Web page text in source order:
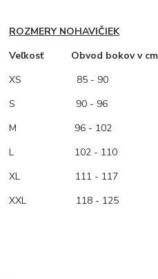
ROZMERY NOHAVIČIEK
Veľkosť Obvod bokov v
XS
85 - 90
S 90 - 96
M
96 - 102
L 102 - 110
XL 111 - 117
XXL 118 - 125